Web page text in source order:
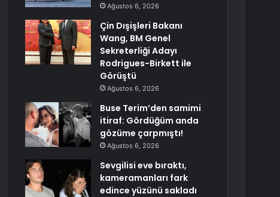
Ağustos 6, 2026
Çin Dışişleri Bakanı
Wang, BM Genel
Sekreterliği Adayı
Rodrigues-Birkett ile
Görüştü
Ağustos 6, 2026
Buse Terim’den samimi
itiraf: Gördüğüm anda
gözüme çarpmıştı!
Ağustos 6, 2026
Sevgilisi eve bıraktı,
kameramanları fark
edince yüzünü sakladı